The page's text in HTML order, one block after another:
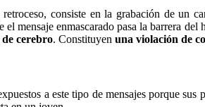
consiste en la grabación de un
mensaje enmascarado pasa la barrera
cerebro. Constituyen una violación de
a este tipo de mensajes porque